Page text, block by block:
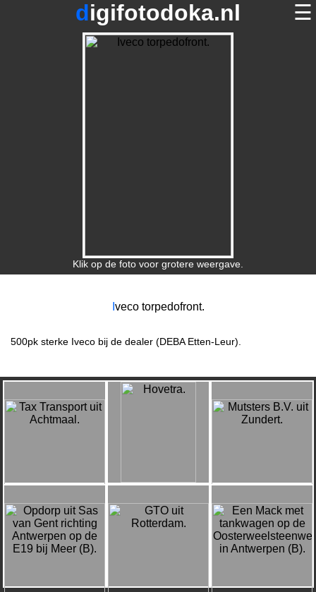
digifotodoka.nl ☰
home
Klik op de foto voor grotere weergave.
veco torpedofront.
500pk sterke Iveco bij de dealer (DEBA Etten-Leur).